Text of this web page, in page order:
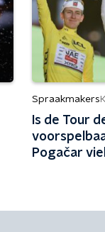
Spraakmakers
Is de Tour
Pogačar